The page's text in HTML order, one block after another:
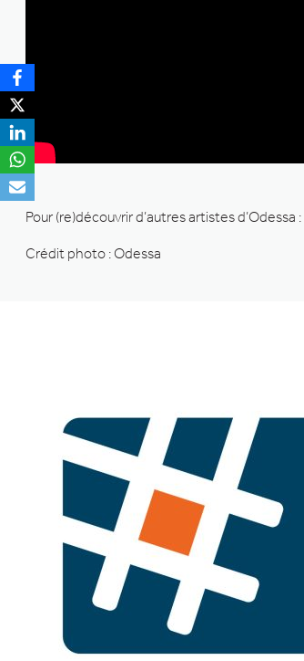
Pour (re)découvrir d’autres artistes d’Odessa :
Crédit photo : Odessa